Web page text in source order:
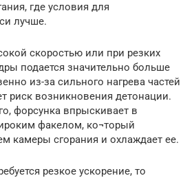
где условия для
лучше.
скоростью или при резких
подается значительно больше
из-за сильного нагрева частей
риск возникновения детонации.
форсунка впрыскивает в
факелом, ко¬торый
камеры сгорания и охлаждает ее.
резкое ускорение, то